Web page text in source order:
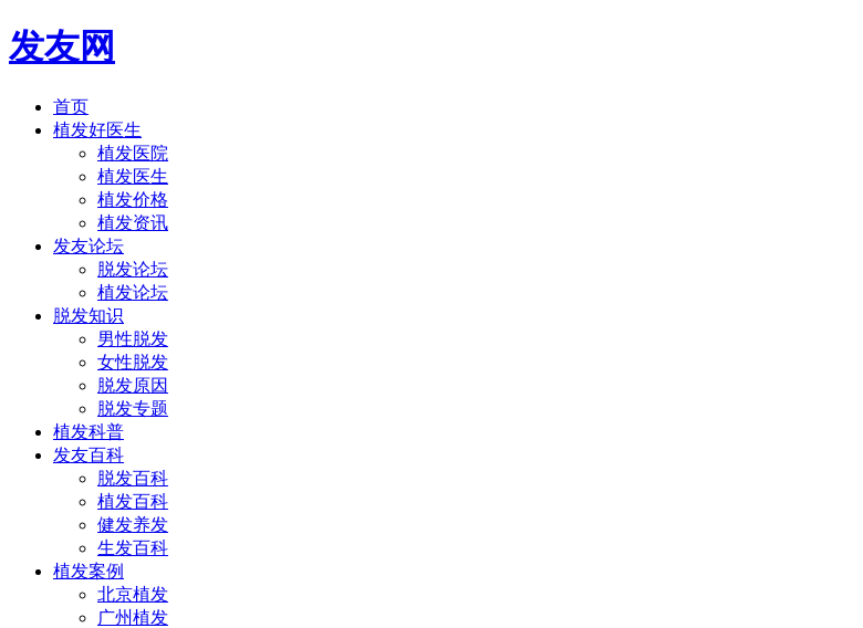
发友网
首页
植发好医生
植发医院
植发医生
植发价格
植发资讯
发友论坛
脱发论坛
植发论坛
脱发知识
男性脱发
女性脱发
脱发原因
脱发专题
植发科普
发友百科
脱发百科
植发百科
健发养发
生发百科
植发案例
北京植发
广州植发